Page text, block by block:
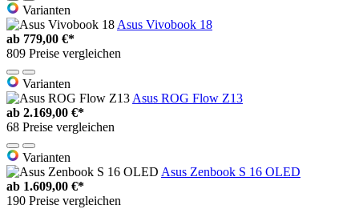
Varianten
Asus Vivobook 18
ab 779,00 €*
809 Preise vergleichen
Varianten
Asus ROG Flow Z13
ab 2.169,00 €*
68 Preise vergleichen
Varianten
Asus Zenbook S 16 OLED
ab 1.609,00 €*
190 Preise vergleichen